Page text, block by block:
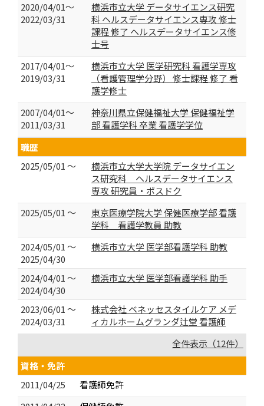
2020/04/01～
2022/03/31
横浜市立大学 データサイエンス研究
科 ヘルスデータサイエンス専攻 修士
課程 修了 ヘルスデータサイエンス修
士号
2017/04/01～
2019/03/31
横浜市立大学 医学研究科 看護学専攻
（看護管理学分野） 修士課程 修了 看
護学修士
2007/04/01～
2011/03/31
神奈川県立保健福祉大学 保健福祉学
部 看護学科 卒業 看護学学位
職歴
2025/05/01 ～
横浜市立大学大学院 データサイエン
ス研究科 ヘルスデータサイエンス
専攻 研究員・ポスドク
2025/05/01 ～
東京医療学院大学 保健医療学部 看護
学科 看護学教員 助教
2024/05/01 ～
2025/04/30
横浜市立大学 医学部看護学科 助教
2024/04/01 ～
2024/04/30
横浜市立大学 医学部看護学科 助手
2023/06/01 ～
2024/03/31
株式会社 ベネッセスタイルケア メデ
ィカルホームグランダ辻堂 看護師
全件表示（12件）
資格・免許
2011/04/25
看護師免許